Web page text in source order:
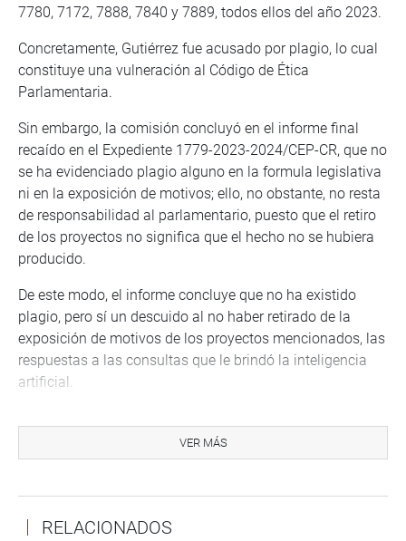
7780, 7172, 7888, 7840 y 7889, todos ellos del año 2023.
Concretamente, Gutiérrez fue acusado por plagio, lo cual
constituye una vulneración al Código de Ética
Parlamentaria.
Sin embargo, la comisión concluyó en el informe final
recaído en el Expediente 1779-2023-2024/CEP-CR, que no
se ha evidenciado plagio alguno en la formula legislativa
ni en la exposición de motivos; ello, no obstante, no resta
de responsabilidad al parlamentario, puesto que el retiro
de los proyectos no significa que el hecho no se hubiera
producido.
De este modo, el informe concluye que no ha existido
plagio, pero sí un descuido al no haber retirado de la
exposición de motivos de los proyectos mencionados, las
respuestas a las consultas que le brindó la inteligencia
artificial.
Previamente, la presidencia de la comisión decidió que su
congresista José Jerí Oré (SP) por estar involucrado en un
caso de presunto delito contra la libertad de sexual, ya
VER MÁS
RELACIONADOS